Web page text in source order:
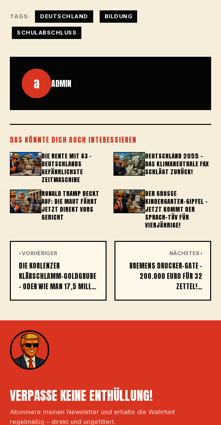
TAGS: DEUTSCHLAND BILDUNG
SCHULABSCHLUSS
a ADMIN
DAS KÖNNTE DICH AUCH INTERESSIEREN
DIE RENTE MIT 63 –
DEUTSCHLANDS
GEFÄHRLICHSTE
ZEITMASCHINE
DEUTSCHLAND 2055 –
DAS KLIMANEUTRALE FAX
SCHLÄGT ZURÜCK!
RONALD TRAMP DECKT
AUF: DIE MAUT FÄHRT
JETZT DIREKT VORS
GERICHT
DER GROSSE K
INDERGARTEN-GIPFEL – J
ETZT KOMMT DER S
PRACH-TÜV FÜR V
IERJÄHRIGE!
‹ VORHERIGER
DIE KOBLENZER
KLÄRSCHLAMM-GOLDGRUBE
– ODER WIE MAN 17,5 MILL…
NÄCHSTER ›
BREMENS DRUCKER-GATE –
200.000 EURO FÜR 32
ZETTEL!…
VERPASSE KEINE ENTHÜLLUNG!
Abonniere meinen Newsletter und erhalte die Wahrheit
regelmäßig – direkt und ungefiltert.